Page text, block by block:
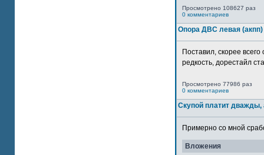
Просмотрено 108627 раз
0 комментариев
Опора ДВС левая (акпп)
Поставил, скорее
редкость, дорестайл
Просмотрено 77986 раз
0 комментариев
Скупой платит
Примерно со мной
Вложения